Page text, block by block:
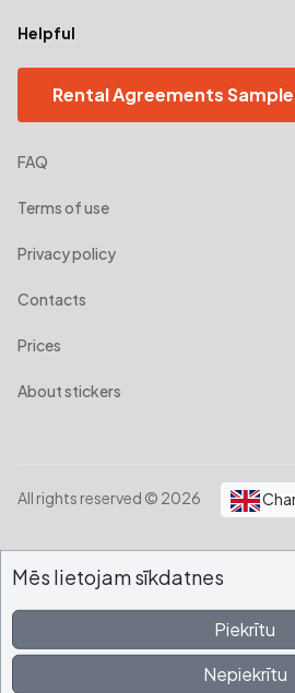
Helpful
Rental Agreements
FAQ
Terms of use
Privacy policy
Contacts
Prices
About stickers
All rights reserved © 2026
Mēs lietojam sīkdatnes
Piekrītu
Nepiekrītu